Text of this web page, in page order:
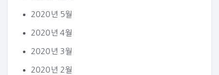
2020년 5월
2020년 4월
2020년 3월
2020년 2월